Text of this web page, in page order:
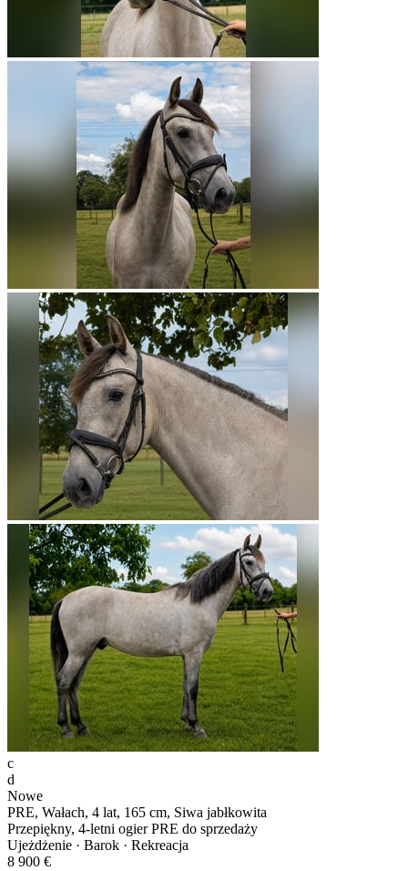
c
d
Nowe
PRE, Wałach, 4 lat, 165 cm, Siwa jabłkowita
Przepiękny, 4-letni ogier PRE do sprzedaży
Ujeżdżenie · Barok · Rekreacja
8 900 €